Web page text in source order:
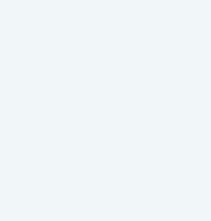
信息始终保持最新
信息在各种光线条
能源效率，符合现
息站营运商而言，
过 LAN 或 LTE 更